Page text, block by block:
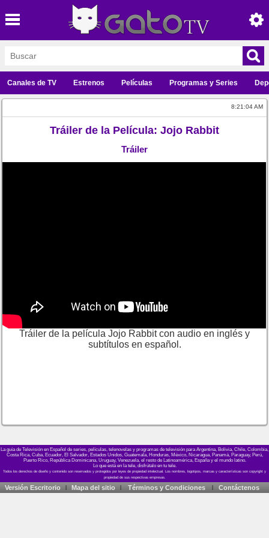
Canales de TV Estrenos Películas Programas y Series
8:21:04 AM
Tráiler de la Película: Jojo Rabbit
Tráiler
Tráiler de la película Jojo Rabbit con audio en inglés y
subtítulos en español.
La guía de Televisión en Español de series, películas, telenovelas y programas de televisión para Argentina, Bolivia, Chile, Colombia,
Costa Rica, Cuba, Ecuador, El Salvador, Estados Unidos, Guatemala, Honduras, México, Nicaragua, Panamá, Paraguay, Perú,
Puerto Rico, República Dominicana, Uruguay, Venezuela, el resto de Latinoamérica, España y el mundo latino.
Lo que está en la tele, disfrútalo en tu tele.
Versión Escritorio Mapa del sitio Términos y Condiciones Contáctenos